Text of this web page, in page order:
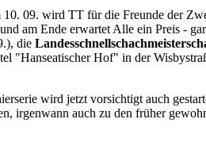
09. wird TT für die Freunde der
am Ende erwartet Alle ein Preis -
die
"Hanseatischer Hof" in der
wird jetzt vorsichtigt auch
irgenwann auch zu den früher